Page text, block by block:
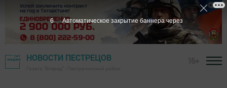
НОВОСТИ ПЕСТРЕЦОВ
6 Автоматическое закрытие баннера через